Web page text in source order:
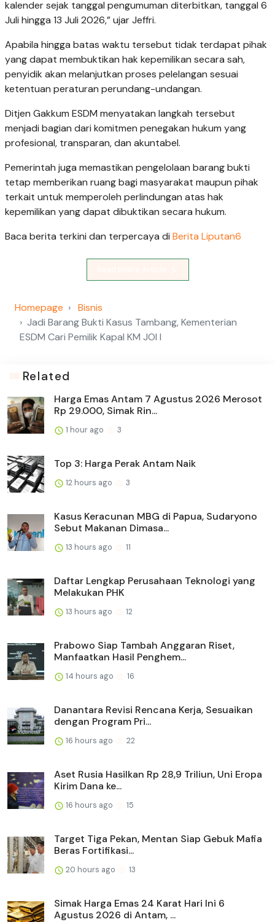
kalender sejak tanggal pengumuman diterbitkan, tanggal 6
Juli hingga 13 Juli 2026,” ujar Jeffri.
Apabila hingga batas waktu tersebut tidak terdapat pihak
yang dapat membuktikan hak kepemilikan secara sah,
penyidik akan melanjutkan proses pelelangan sesuai
ketentuan peraturan perundang-undangan.
Ditjen Gakkum ESDM menyatakan langkah tersebut
menjadi bagian dari komitmen penegakan hukum yang
profesional, transparan, dan akuntabel.
Pemerintah juga memastikan pengelolaan barang bukti
tetap memberikan ruang bagi masyarakat maupun pihak
terkait untuk memperoleh perlindungan atas hak
kepemilikan yang dapat dibuktikan secara hukum.
Baca berita terkini dan terpercaya di Berita Liputan6
Homepage
Bisnis
Jadi Barang Bukti Kasus Tambang, Kementerian
ESDM Cari Pemilik Kapal KM JOI I
Related
Harga Emas Antam 7 Agustus 2026 Merosot
Rp 29.000, Simak Rin...
1 hour ago 3
Top 3: Harga Perak Antam Naik
12 hours ago 3
Kasus Keracunan MBG di Papua, Sudaryono
Sebut Makanan Dimasa...
13 hours ago 11
Daftar Lengkap Perusahaan Teknologi yang
Melakukan PHK
13 hours ago 12
Prabowo Siap Tambah Anggaran Riset,
Manfaatkan Hasil Penghem...
14 hours ago 16
Danantara Revisi Rencana Kerja, Sesuaikan
dengan Program Pri...
16 hours ago 22
Aset Rusia Hasilkan Rp 28,9 Triliun, Uni Eropa
Kirim Dana ke...
16 hours ago 15
Target Tiga Pekan, Mentan Siap Gebuk Mafia
Beras Fortifikasi...
20 hours ago 13
Simak Harga Emas 24 Karat Hari Ini 6
Agustus 2026 di Antam, ...